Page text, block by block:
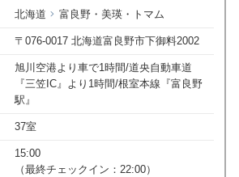
北海道 富良野・美瑛・トマム
〒076-0017 北海道富良野市下御料2002
旭川空港より車で1時間/道央自動車道
『三笠IC』より1時間/根室本線『富良野
駅』
37室
15:00
（最終チェックイン：22:00）